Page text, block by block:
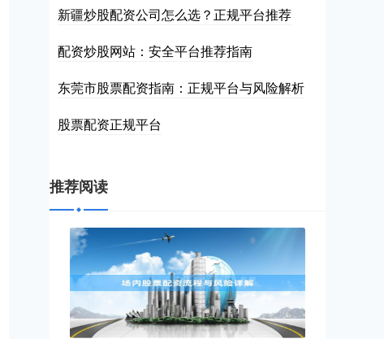
新疆炒股配资公司怎么选？正规平台推荐
配资炒股网站：安全平台推荐指南
东莞市股票配资指南：正规平台与风险解析
股票配资正规平台
推荐阅读